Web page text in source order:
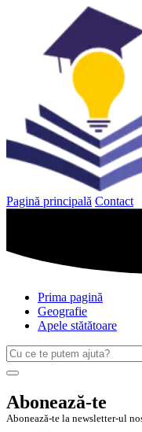
Pagină principală Contact
Prima pagină
Geografie
Apele stătătoare
Caută
după:
Search
Abonează-te
Abonează-te la newsletter-ul